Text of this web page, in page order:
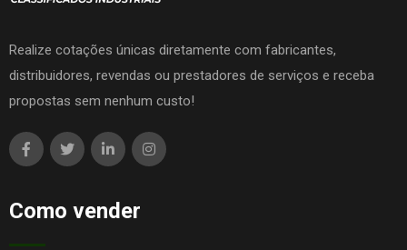
Realize cotações únicas diretamente com fabricantes,
distribuidores, revendas ou prestadores de serviços e receba
propostas sem nenhum custo!
Como vender